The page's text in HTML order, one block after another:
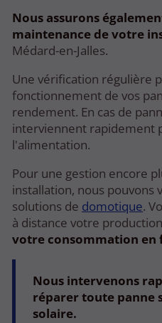
Nous assurons
maintenance de votre
Médard-en-Jalles.
Une vérification régulière
fonctionnement de vos
rendement. En cas de
interviennent rapidement
l'alimentation.
Pour une gestion encore
installation, nous pouvons
solutions de domotique.
à distance votre
votre consommation en
Nous intervenons
réparer toute panne
solaire.